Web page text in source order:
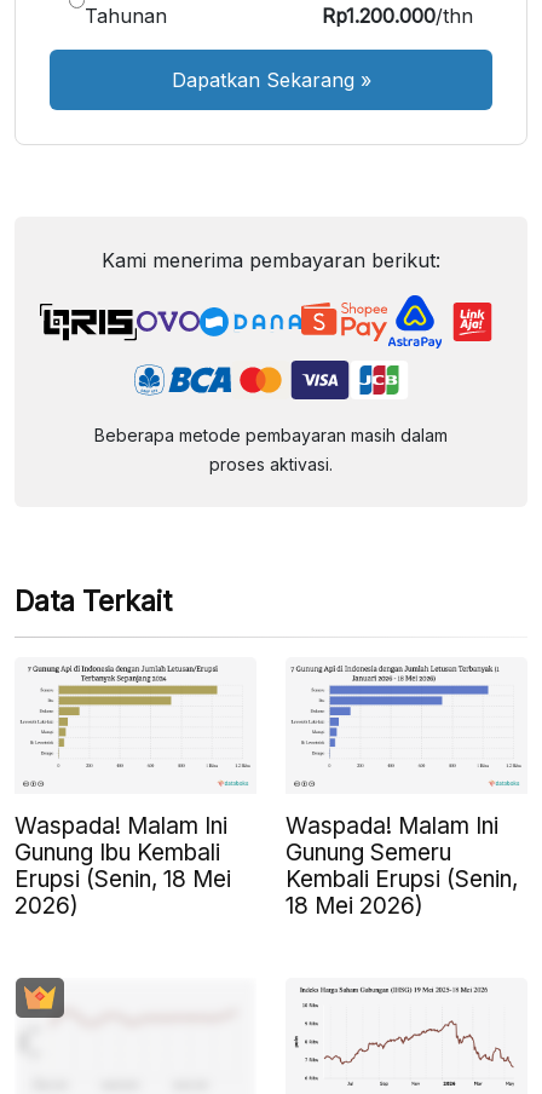
Tahunan
Rp1.200.000/thn
Dapatkan Sekarang »
Kami menerima pembayaran berikut:
Beberapa metode pembayaran masih dalam
proses aktivasi.
Data Terkait
Waspada! Malam Ini
Gunung Ibu Kembali
Erupsi (Senin, 18 Mei
2026)
Waspada! Malam Ini
Gunung Semeru
Kembali Erupsi (Senin,
18 Mei 2026)